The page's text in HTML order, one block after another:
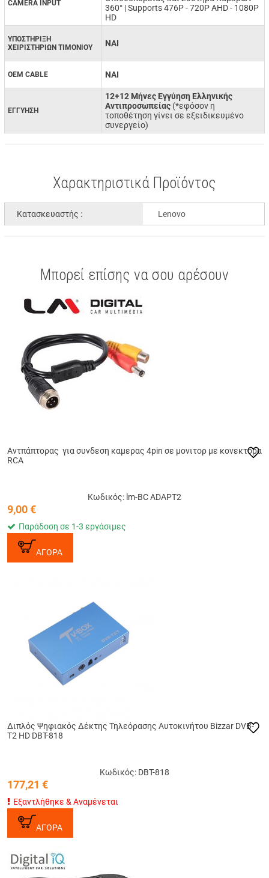
CAMERA INPUT
360° | Supports 476P - 720P AHD - 1080P
HD
ΥΠΟΣΤΗΡΙΞΗ
ΧΕΙΡΙΣΤΗΡΙΩΝ ΤΙΜΟΝΙΟΥ
ΝΑΙ
OEM CABLE ΝΑΙ
ΕΓΓΥΗΣΗ
12+12 Μήνες Εγγύηση Ελληνικής
Αντιπροσωπείας (*εφόσον η
τοποθέτηση γίνει σε εξειδικευμένο
συνεργείο)
Χαρακτηριστικά Προϊόντος
Κατασκευαστής : Lenovo
Μπορεί επίσης να σου αρέσουν
Αντπάπτορας για συνδεση καμερας 4pin σε μονιτορ με κονεκτορα
RCA
Κωδικός: lm-BC ADAPT2
9,00€
Παράδοση σε 1-3 εργάσιμες
ΑΓΟΡΑ
Διπλός Ψηφιακός Δέκτης Τηλεόρασης Αυτοκινήτου Bizzar DVB-
T2 HD DBT-818
Κωδικός: DBT-818
177,21 €
Εξαντλήθηκε & Αναμένεται
ΑΓΟΡΑ